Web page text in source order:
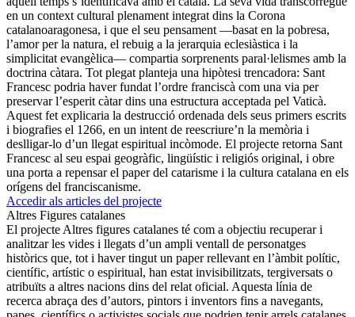
en un context cultural plenament integrat dins la Corona
catalanoaragonesa, i que el seu pensament —basat en la pobresa,
l’amor per la natura, el rebuig a la jerarquia eclesiàstica i la
simplicitat evangèlica— compartia sorprenents paral·lelismes amb la
doctrina càtara. Tot plegat planteja una hipòtesi trencadora: Sant
Francesc podria haver fundat l’ordre franciscà com una via per
preservar l’esperit càtar dins una estructura acceptada pel Vaticà.
Aquest fet explicaria la destrucció ordenada dels seus primers escrits
i biografies el 1266, en un intent de reescriure’n la memòria i
deslligar-lo d’un llegat espiritual incòmode. El projecte retorna Sant
Francesc al seu espai geogràfic, lingüístic i religiós original, i obre
una porta a repensar el paper del catarisme i la cultura catalana en els
orígens del franciscanisme.
Accedir als articles del projecte
Altres Figures catalanes
El projecte Altres figures catalanes té com a objectiu recuperar i
analitzar les vides i llegats d’un ampli ventall de personatges
històrics que, tot i haver tingut un paper rellevant en l’àmbit polític,
científic, artístic o espiritual, han estat invisibilitzats, tergiversats o
atribuïts a altres nacions dins del relat oficial. Aquesta línia de
recerca abraça des d’autors, pintors i inventors fins a navegants,